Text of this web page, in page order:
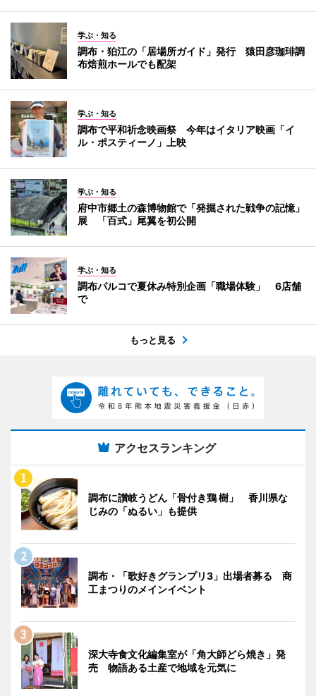
学ぶ・知る
調布・狛江の「居場所ガイド」発行 猿田彦珈琲調
布焙煎ホールでも配架
学ぶ・知る
調布で平和祈念映画祭 今年はイタリア映画「イ
ル・ポスティーノ」上映
学ぶ・知る
府中市郷土の森博物館で「発掘された戦争の記憶」
展 「百式」尾翼を初公開
学ぶ・知る
調布パルコで夏休み特別企画「職場体験」 6店舗
で
もっと見る
アクセスランキング
調布に讃岐うどん「骨付き鶏 樹」 香川県な
じみの「ぬるい」も提供
調布・「歌好きグランプリ3」出場者募る 商
工まつりのメインイベント
深大寺食文化編集室が「角大師どら焼き」発
売 物語ある土産で地域を元気に